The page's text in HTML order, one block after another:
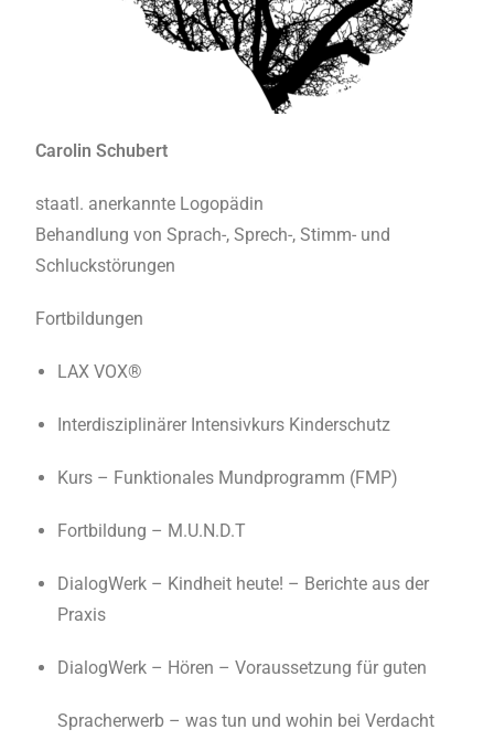
Carolin Schubert
staatl. anerkannte Logopädin
Behandlung von Sprach-, Sprech-, Stimm- und
Schluckstörungen
Fortbildungen
LAX VOX®
Interdisziplinärer Intensivkurs Kinderschutz
Kurs – Funktionales Mundprogramm (FMP)
Fortbildung – M.U.N.D.T
DialogWerk – Kindheit heute! – Berichte aus der
Praxis
DialogWerk – Hören – Voraussetzung für guten
Spracherwerb – was tun und wohin bei Verdacht